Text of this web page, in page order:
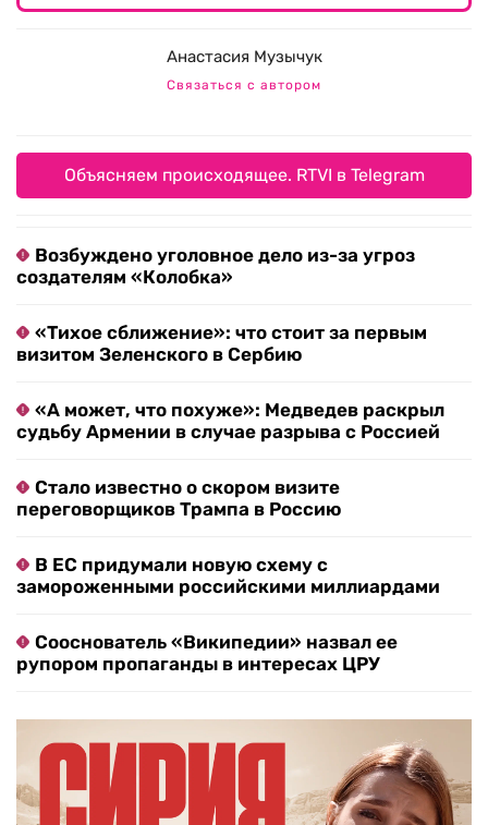
Анастасия Музычук
Связаться с автором
Объясняем происходящее. RTVI в Telegram
Возбуждено уголовное дело из-за угроз
создателям «Колобка»
«Тихое сближение»: что стоит за первым
визитом Зеленского в Сербию
«А может, что похуже»: Медведев раскрыл
судьбу Армении в случае разрыва с Россией
Стало известно о скором визите
переговорщиков Трампа в Россию
В ЕС придумали новую схему с
замороженными российскими миллиардами
Сооснователь «Википедии» назвал ее
рупором пропаганды в интересах ЦРУ